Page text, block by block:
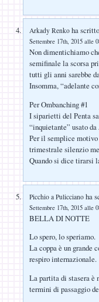
Arkady Renko ha
Settembre 17th, 2015 alle
Non dimentichiamo
semifinale la scorsa
tutti gli anni sarebbe
Insomma, “adelante
Per Ombanching #1
I siparietti del Penta
“inquietante” usato
Per il semplice
trimestrale silenzio
Quando si dice tirarsi
Picchio a Pulicciano ha
Settembre 17th, 2015 alle
BELLA DI NOTTE
Lo spero, lo speriamo.
La coppa è un grande
respiro internazionale.
La partita di stasera è
termini di passaggio